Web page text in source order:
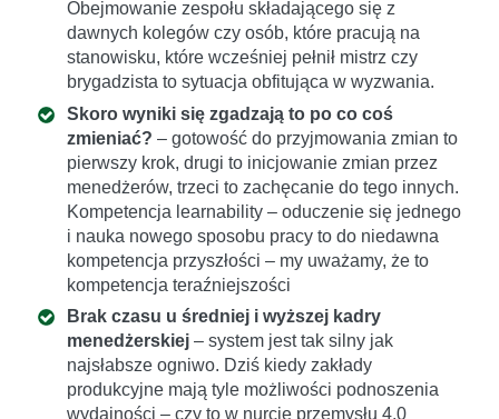
Obejmowanie zespołu składającego się z
dawnych kolegów czy osób, które pracują na
stanowisku, które wcześniej pełnił mistrz czy
brygadzista to sytuacja obfitująca w wyzwania.
Skoro wyniki się zgadzają to po co coś
zmieniać? – gotowość do przyjmowania zmian to
pierwszy krok, drugi to inicjowanie zmian przez
menedżerów, trzeci to zachęcanie do tego innych.
Kompetencja learnability – oduczenie się jednego
i nauka nowego sposobu pracy to do niedawna
kompetencja przyszłości – my uważamy, że to
kompetencja teraźniejszości
Brak czasu u średniej i wyższej kadry
menedżerskiej – system jest tak silny jak
najsłabsze ogniwo. Dziś kiedy zakłady
produkcyjne mają tyle możliwości podnoszenia
wydajności – czy to w nurcie przemysłu 4.0